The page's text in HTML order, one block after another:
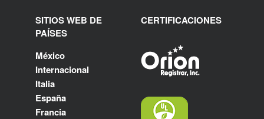
SITIOS WEB DE
PAÍSES
México
Internacional
Italia
España
Francia
CERTIFICACIONES